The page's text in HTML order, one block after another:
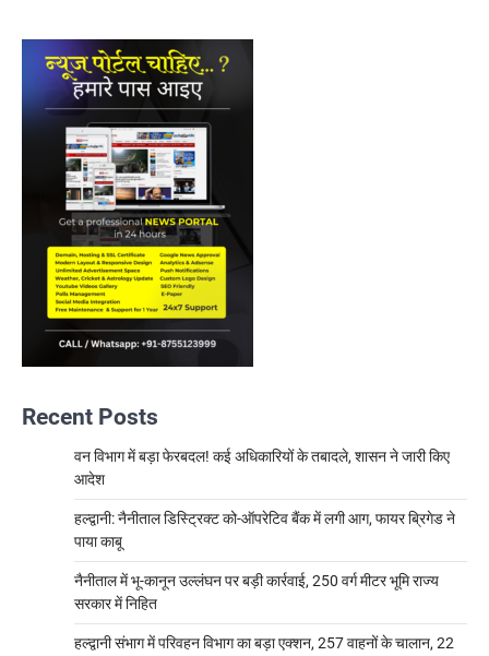
Recent Posts
वन विभाग में बड़ा फेरबदल! कई अधिकारियों के तबादले, शासन ने जारी किए
आदेश
हल्द्वानी: नैनीताल डिस्ट्रिक्ट को-ऑपरेटिव बैंक में लगी आग, फायर ब्रिगेड ने
पाया काबू
नैनीताल में भू-कानून उल्लंघन पर बड़ी कार्रवाई, 250 वर्ग मीटर भूमि राज्य
सरकार में निहित
हल्द्वानी संभाग में परिवहन विभाग का बड़ा एक्शन, 257 वाहनों के चालान, 22